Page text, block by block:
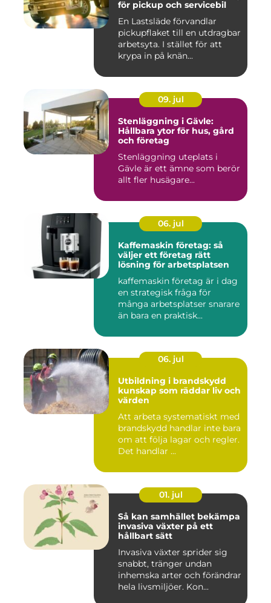
för pickup och servicebil
En Lastsläde förvandlar
pickupflaket till en utdragbar
arbetsyta. I stället för att
krypa in på knän...
09. jul
Stenläggning i Gävle:
Hållbara ytor för hus, gård
och företag
Stenläggning uteplats i
Gävle är ett ämne som berör
allt fler husägare...
06. jul
Kaffemaskin företag: så
väljer ett företag rätt
lösning för arbetsplatsen
kaffemaskin företag är i dag
en strategisk fråga för
många arbetsplatser snarare
än bara en praktisk...
06. jul
Utbildning i brandskydd
kunskap som räddar liv och
värden
Att arbeta systematiskt med
brandskydd handlar inte bara
om att följa lagar och regler.
Det handlar ...
01. jul
Så kan samhället bekämpa
invasiva växter på ett
hållbart sätt
Invasiva växter sprider sig
snabbt, tränger undan
inhemska arter och förändrar
hela livsmiljöer. Kon...